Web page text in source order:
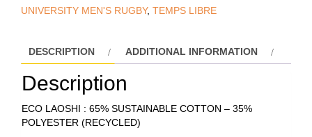
UNIVERSITY MEN'S RUGBY, TEMPS LIBRE
DESCRIPTION ADDITIONAL INFORMATION
Description
ECO LAOSHI : 65% SUSTAINABLE COTTON – 35%
POLYESTER (RECYCLED)